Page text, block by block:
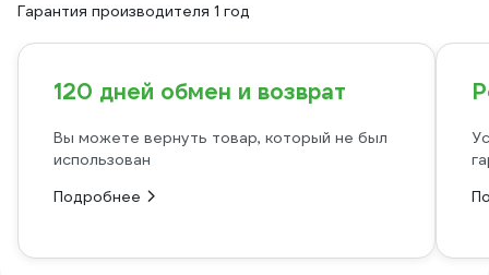
Гарантия производителя 1 год
120 дней обмен и возврат
Вы можете вернуть товар, который не был
использован
Подробнее